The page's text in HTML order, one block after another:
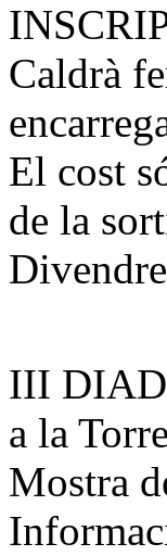
Caldrà
El cost
de la
III
a la
Mostra